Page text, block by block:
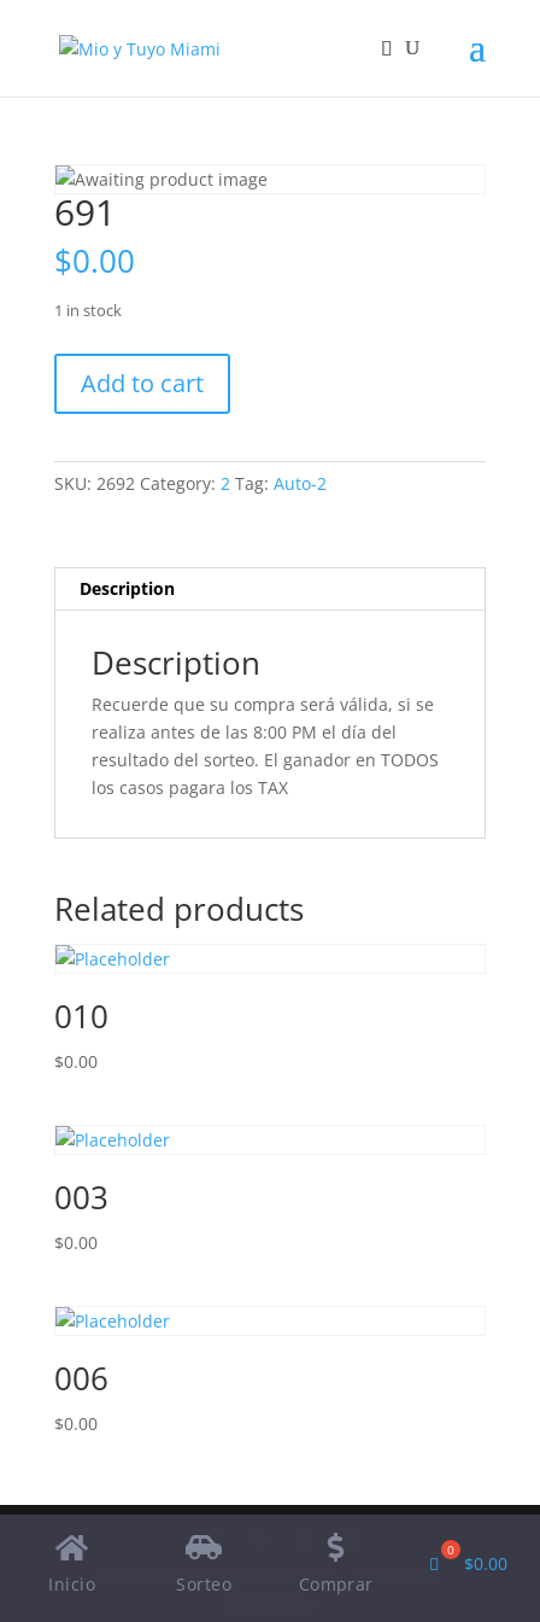
691
$0.00
1 in stock
quantity
Add to cart
SKU: 2692 Category: 2 Tag: Auto-2
Description
Description
Recuerde que su compra será válida, si se
realiza antes de las 8:00 PM el día del
resultado del sorteo. El ganador en TODOS
los casos pagara los TAX
Related products
010
$0.00
003
$0.00
006
$0.00
Designed by Elegant Themes
| Powered by
Inicio Sorteo Comprar
$0.00